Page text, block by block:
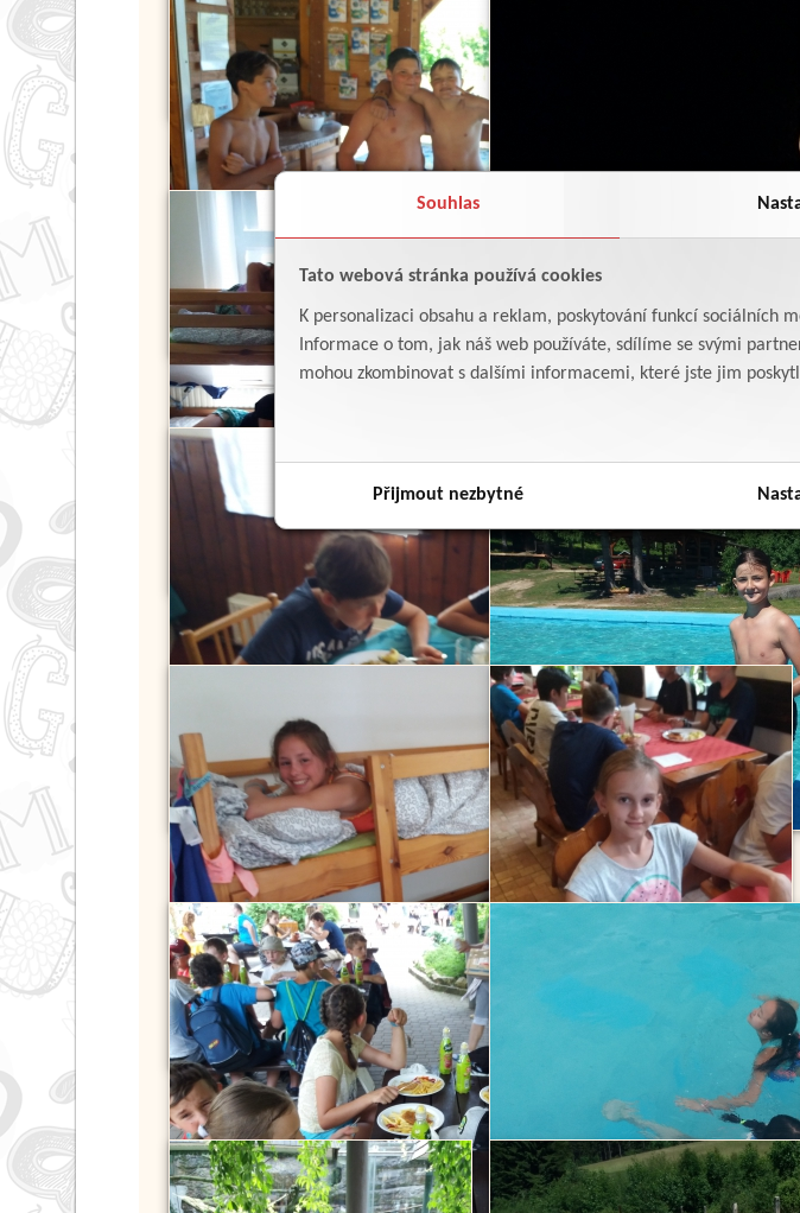
Souhlas
Tato webová stránka používá cookies
K personalizaci obsahu a reklam, poskytování funkcí sociálních
Informace o tom, jak náš web používáte, sdílíme se svými
mohou zkombinovat s dalšími informacemi, které jste jim
Přijmout nezbytné